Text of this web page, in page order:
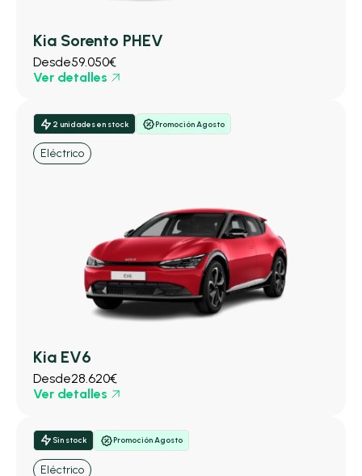
Kia Sorento PHEV
Desde59.050€
Ver detalles
2 unidades en stock Promoción Agosto
Eléctrico
Kia EV6
Desde28.620€
Ver detalles
Sin stock Promoción Agosto
Eléctrico